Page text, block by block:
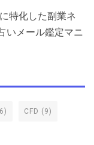
特化した副業ネ
いメール鑑定マニ
CFD (9)